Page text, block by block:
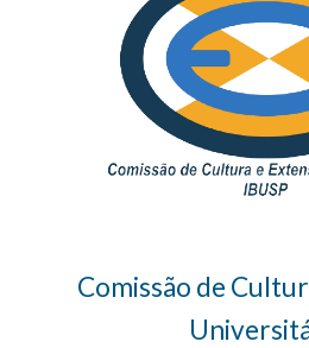
Comissão de